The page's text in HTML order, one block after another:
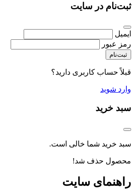
ثبت‌نام در سایت
ایمیل
رمز عبور
ثبت‌نام
قبلاً حساب کاربری دارید؟
وارد شوید
سبد خرید
سبد خرید شما خالی است.
محصول حذف شد!
راهنمای سایت